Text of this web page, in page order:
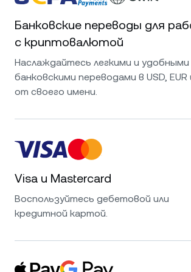
Банковские переводы для
с криптовалютой
Наслаждайтесь легкими и удобными
банковскими переводами в USD, EUR
от своего имени.
Visa и Mastercard
Воспользуйтесь дебетовой или
кредитной картой.